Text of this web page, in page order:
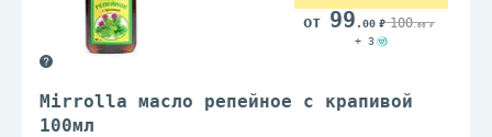
Mirrolla масло репейное с крапивой
100мл
99 .00 100.00
+ 3